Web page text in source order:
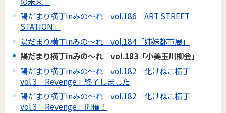
陽だまり横丁inみの～れ vol.186「ART STREET
STATION」
陽だまり横丁inみの～れ vol.184「姉妹都市展」
陽だまり横丁inみの～れ vol.183「小美玉川柳会」
陽だまり横丁inみの～れ vol.182「化けねこ横丁
vol.3 Revenge」終了しました
陽だまり横丁inみの～れ vol.182「化けねこ横丁
vol.3 Revenge」開催！